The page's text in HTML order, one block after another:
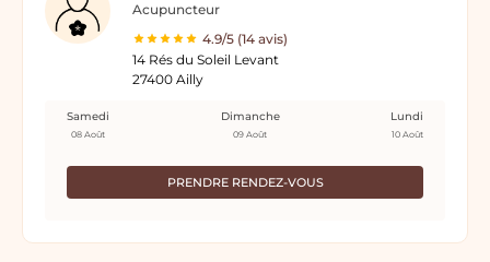
Acupuncteur
4.9/5 (14 avis)
14 Rés du Soleil Levant
27400 Ailly
PRENDRE RENDEZ-VOUS
Samedi
08 Août
Dimanche
09 Août
Lundi
10 Août